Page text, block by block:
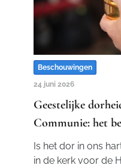
Beschouwingen
24 juni 2026
Geestelijke
Communie: het
Is het dor in ons
in de kerk voor de